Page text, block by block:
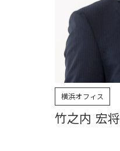
横浜オフィス
竹之内 宏将